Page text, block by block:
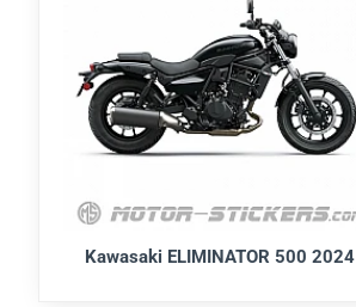
Kawasaki ELIMINATOR 500 2024